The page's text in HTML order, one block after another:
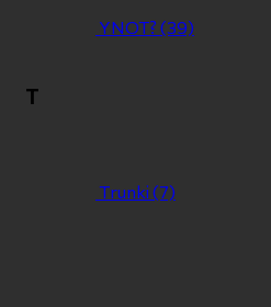
YNOT? (39)
Τ
Τrunki (7)